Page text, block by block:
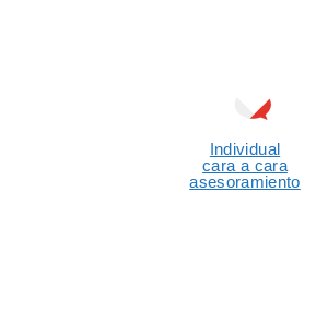
Individual
cara a cara
asesoramiento